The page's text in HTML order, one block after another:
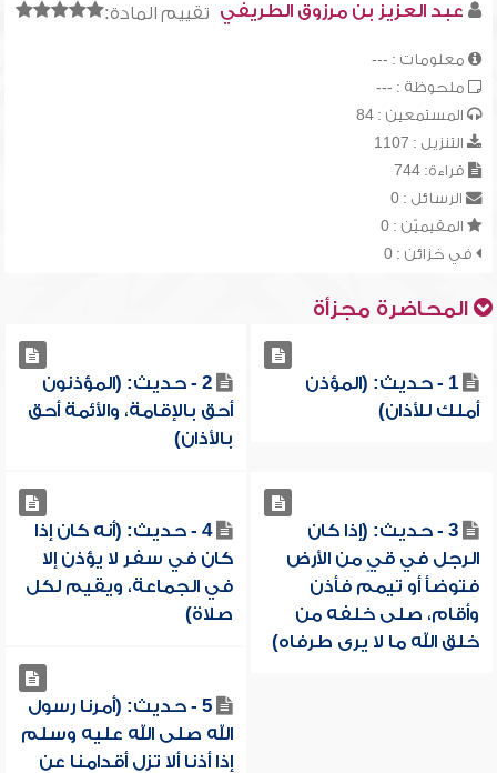
تقييم المادة: عبد العزيز بن مرزوق الطريفي
معلومات : ---
ملحوظة : ---
المستمعين : 84
التنزيل : 1107
قراءة: 744
الرسائل : 0
المقيميّن : 0
في خزائن : 0
المحاضرة مجزأة
1 - حديث: (المؤذن
أملك للأذان)
2 - حديث: (المؤذنون
أحق بالإقامة، والأئمة أحق
بالأذان)
3 - حديث: (إذا كان
الرجل في قيٍ من الأرض
فتوضأ أو تيمم فأذن
وأقام، صلى خلفه من
خلق الله ما لا يرى طرفاه)
4 - حديث: (أنه كان إذا
كان في سفر لا يؤذن إلا
في الجماعة، ويقيم لكل
صلاة)
5 - حديث: (أمرنا رسول
الله صلى الله عليه وسلم
إذا أذنا ألا تزل أقدامنا عن